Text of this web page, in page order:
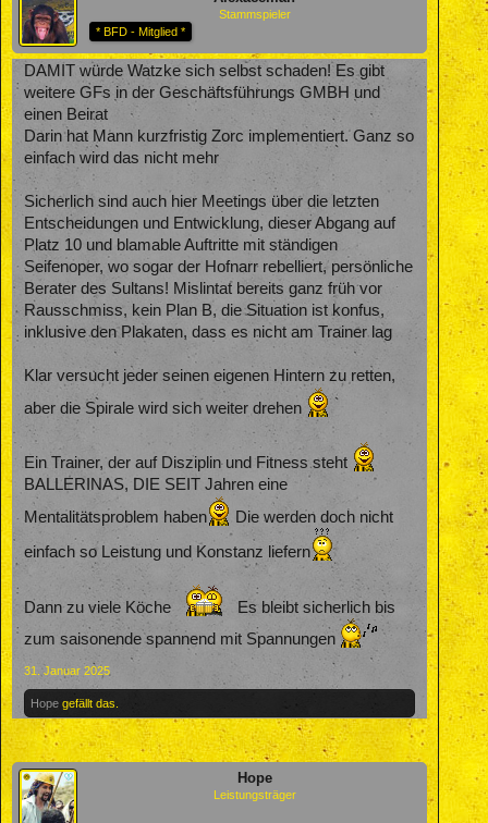
Stammspieler
* BFD - Mitglied *
DAMIT würde Watzke sich selbst schaden! Es gibt
weitere GFs in der Geschäftsführungs GMBH und
einen Beirat
Darin hat Mann kurzfristig Zorc implementiert. Ganz so
einfach wird das nicht mehr
Sicherlich sind auch hier Meetings über die letzten
Entscheidungen und Entwicklung, dieser Abgang auf
Platz 10 und blamable Auftritte mit ständigen
Seifenoper, wo sogar der Hofnarr rebelliert, persönliche
Berater des Sultans! Mislintat bereits ganz früh vor
Rausschmiss, kein Plan B, die Situation ist konfus,
inklusive den Plakaten, dass es nicht am Trainer lag
Klar versucht jeder seinen eigenen Hintern zu retten,
aber die Spirale wird sich weiter drehen
Ein Trainer, der auf Disziplin und Fitness steht
BALLERINAS, DIE SEIT Jahren eine
Mentalitätsproblem haben
Die werden doch nicht
einfach so Leistung und Konstanz liefern
Dann zu viele Köche
Es bleibt sicherlich bis
zum saisonende spannend mit Spannungen
31. Januar 2025
Hope gefällt das.
Hope
Leistungsträger